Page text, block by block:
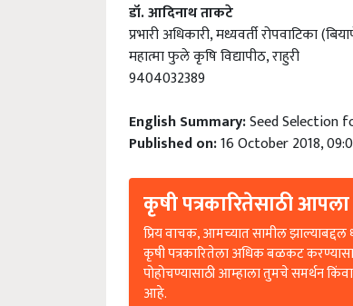
डॉ. आदिनाथ ताकटे
प्रभारी अधिकारी, मध्यवर्ती रोपवाटिका
महात्मा फुले कृषि विद्यापीठ, राहुरी
9404032389
English Summary:Seed Selection
Published on:16 October 2018,
कृषी पत्रकारितेसाठी आपला
प्रिय वाचक, आमच्यात सामील
कृषी पत्रकारितेला अधिक बळकट
पोहोचण्यासाठी आम्हाला तुमचे समर्थन
आहे.